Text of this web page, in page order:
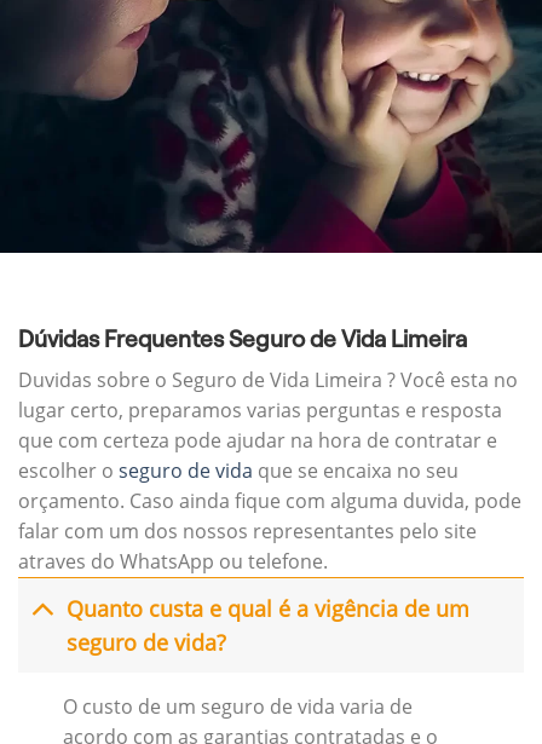
Dúvidas Frequentes Seguro de Vida Limeira
Duvidas sobre o Seguro de Vida Limeira ? Você esta no
lugar certo, preparamos varias perguntas e resposta
que com certeza pode ajudar na hora de contratar e
escolher o seguro de vida que se encaixa no seu
orçamento. Caso ainda fique com alguma duvida, pode
falar com um dos nossos representantes pelo site
atraves do WhatsApp ou telefone.
Quanto custa e qual é a vigência de um
seguro de vida?
O custo de um seguro de vida varia de
acordo com as garantias contratadas e o